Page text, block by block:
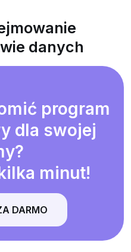
danych
program
dla swojej
minut!
DARMO